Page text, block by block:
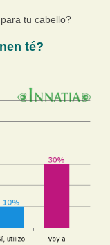
tu cabello?
té?